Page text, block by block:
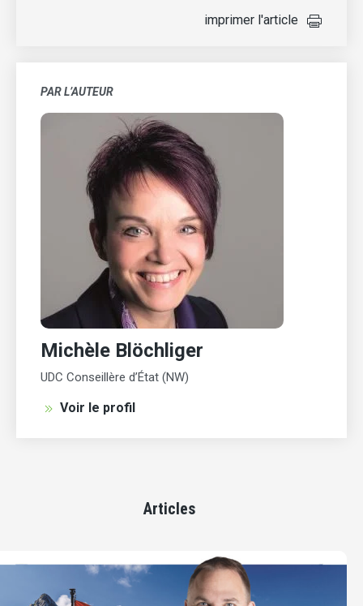
imprimer l'article
PAR L’AUTEUR
Michèle Blöchliger
UDC Conseillère d’État (NW)
Voir le profil
Articles